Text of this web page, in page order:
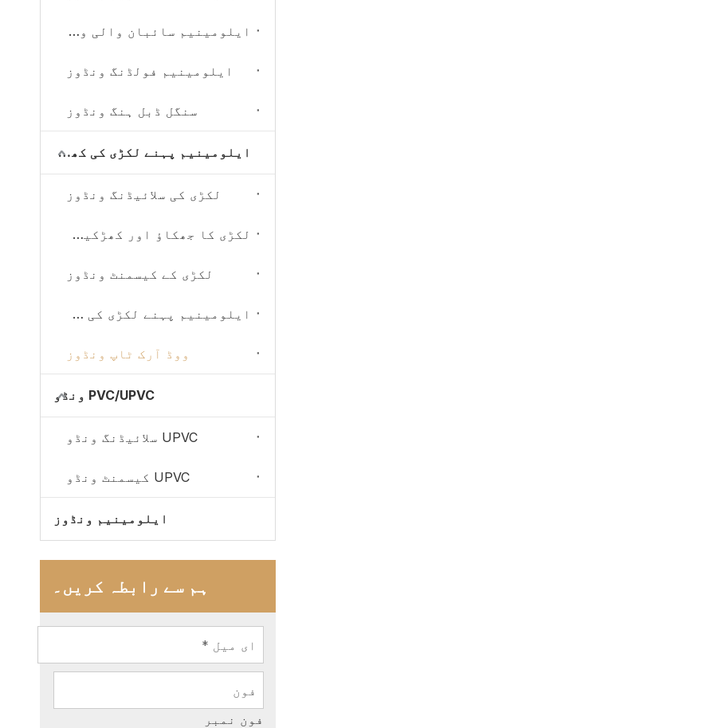
ایلومینیم سائبان والی ونڈوز
ایلومینیم فولڈنگ ونڈوز
سنگل ڈبل ہنگ ونڈوز
ایلومینیم پہنے لکڑی کی کھڑکیاں
لکڑی کی سلائیڈنگ ونڈوز
لکڑی کا جھکاؤ اور کھڑکیوں کو موڑ دیں۔
لکڑی کے کیسمنٹ ونڈوز
ایلومینیم پہنے لکڑی کی پینورامک ونڈوز
ووڈ آرک ٹاپ ونڈوز
PVC/UPVC ونڈو
UPVC سلائیڈنگ ونڈو
UPVC کیسمنٹ ونڈو
ایلومینیم ونڈوز
ہم سے رابطہ کریں۔
فون نمبر